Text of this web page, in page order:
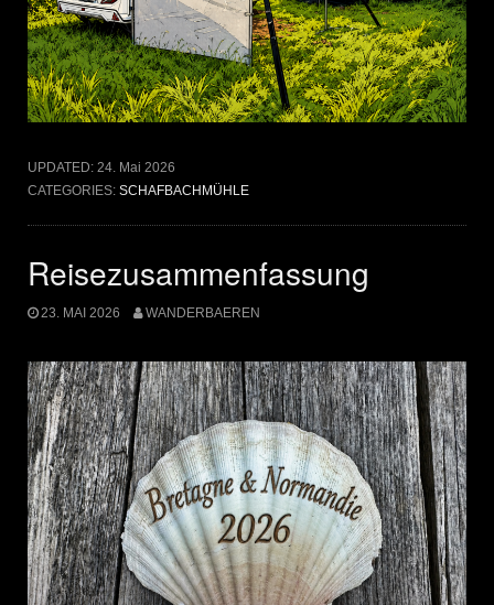
UPDATED: 24. Mai 2026
CATEGORIES: SCHAFBACHMÜHLE
Reisezusammenfassung
23. MAI 2026 WANDERBAEREN